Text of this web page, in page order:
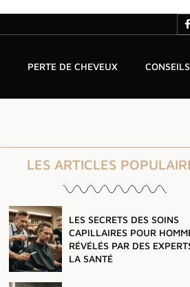
PERTE DE CHEVEUX
LES ARTICLES
LES SECRETS DES SOINS
CAPILLAIRES POUR
RÉVÉLÉS PAR DES
LA SANTÉ